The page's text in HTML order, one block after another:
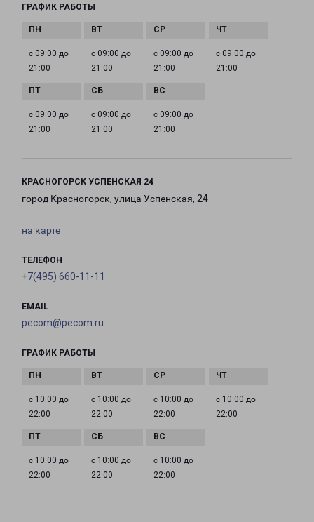
ГРАФИК РАБОТЫ
с 09:00 до
21:00
с 09:00 до
21:00
с 09:00 до
21:00
с 09:00 до
21:00
с 09:00 до
21:00
с 09:00 до
21:00
с 09:00 до
21:00
КРАСНОГОРСК УСПЕНСКАЯ 24
город Красногорск, улица Успенская, 24
на карте
ТЕЛЕФОН
+7(495) 660-11-11
EMAIL
pecom@pecom.ru
ГРАФИК РАБОТЫ
с 10:00 до
22:00
с 10:00 до
22:00
с 10:00 до
22:00
с 10:00 до
22:00
с 10:00 до
22:00
с 10:00 до
22:00
с 10:00 до
22:00